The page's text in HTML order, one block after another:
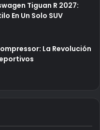
Tiguan R 2027:
En Un Solo SUV
La Revolución